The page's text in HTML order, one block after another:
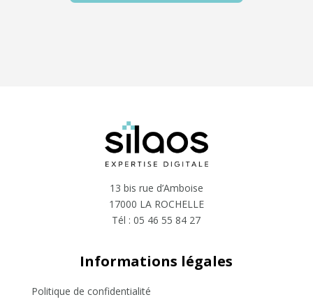
13 bis rue d’Amboise
17000 LA ROCHELLE
Tél :05 46 55 84 27
Informations légales
Politique de confidentialité